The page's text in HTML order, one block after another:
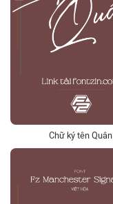
Chữ ký tên Quân